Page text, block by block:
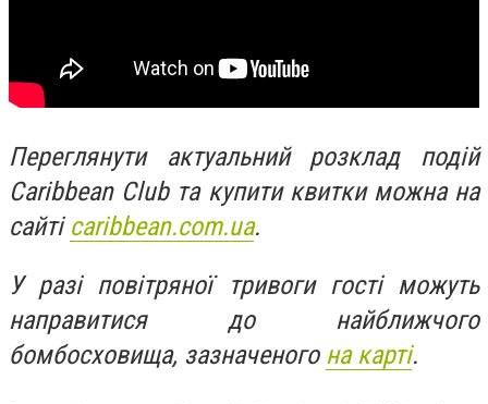
Переглянути актуальний розклад подій
Caribbean Club та купити квитки можна на
сайті caribbean.com.ua.
У разі повітряної тривоги гості можуть
направитися до найближчого
бомбосховища, зазначеного на карті.